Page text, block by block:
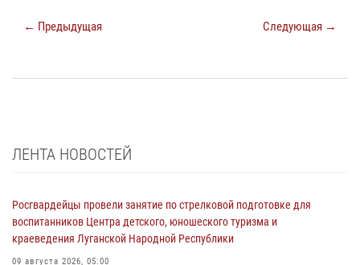
← Предыдущая Следующая →
ЛЕНТА НОВОСТЕЙ
Росгвардейцы провели занятие по стрелковой подготовке для
воспитанников Центра детского, юношеского туризма и
краеведения Луганской Народной Республики
09 августа 2026, 05:00